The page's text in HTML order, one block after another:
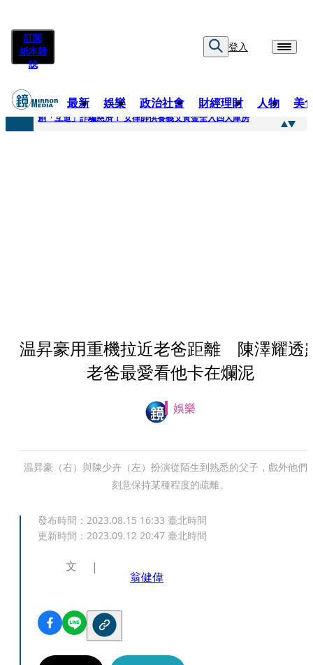
訂閱
紙本雜
誌
登入
最新 娛樂 政治社會 財經理財 人物 美
快訊
創「互道」詐騙慈濟！ 女律師供養義父黃金全入四大庫房
温昇豪用重機拉近老爸距離 陳澤耀透
老爸最愛看他卡在爛泥
娛樂
温昇豪（右）與陳少卉（左）扮演從陌生到熟悉的父子，戲外他們
刻意保持某種程度的疏離。
發布時間： 2023.08.15 16:33 臺北時間
更新時間： 2023.09.12 20:47 臺北時間
文
翁健偉